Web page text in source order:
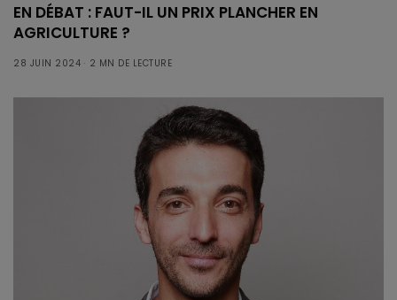
EN DÉBAT : FAUT-IL UN PRIX PLANCHER EN
AGRICULTURE ?
28 JUIN 2024 2 MN DE LECTURE